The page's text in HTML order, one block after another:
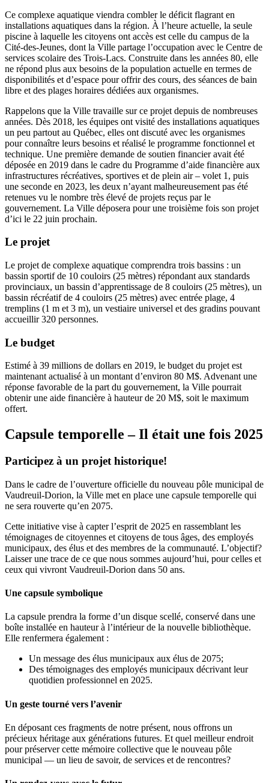
Ce complexe aquatique viendra combler le déficit flagrant en
installations aquatiques dans la région. À l’heure actuelle, la seule
piscine à laquelle les citoyens ont accès est celle du campus de la
Cité-des-Jeunes, dont la Ville partage l’occupation avec le Centre de
services scolaire des Trois-Lacs. Construite dans les années 80, elle
ne répond plus aux besoins de la population actuelle en termes de
disponibilités et d’espace pour offrir des cours, des séances de bain
libre et des plages horaires dédiées aux organismes.
Rappelons que la Ville travaille sur ce projet depuis de nombreuses
années. Dès 2018, les équipes ont visité des installations aquatiques
un peu partout au Québec, elles ont discuté avec les organismes
pour connaître leurs besoins et réalisé le programme fonctionnel et
technique. Une première demande de soutien financier avait été
déposée en 2019 dans le cadre du Programme d’aide financière aux
infrastructures récréatives, sportives et de plein air – volet 1, puis
une seconde en 2023, les deux n’ayant malheureusement pas été
retenues vu le nombre très élevé de projets reçus par le
gouvernement. La Ville déposera pour une troisième fois son projet
d’ici le 22 juin prochain.
Le projet
Le projet de complexe aquatique comprendra trois bassins : un
bassin sportif de 10 couloirs (25 mètres) répondant aux standards
provinciaux, un bassin d’apprentissage de 8 couloirs (25 mètres), un
bassin récréatif de 4 couloirs (25 mètres) avec entrée plage, 4
tremplins (1 m et 3 m), un vestiaire universel et des gradins pouvant
accueillir 320 personnes.
Le budget
Estimé à 39 millions de dollars en 2019, le budget du projet est
maintenant actualisé à un montant d’environ 80 M$. Advenant une
réponse favorable de la part du gouvernement, la Ville pourrait
obtenir une aide financière à hauteur de 20 M$, soit le maximum
offert.
Capsule temporelle – Il était une fois 2025
Participez à un projet historique!
Dans le cadre de l’ouverture officielle du nouveau pôle municipal de
Vaudreuil-Dorion, la Ville met en place une capsule temporelle qui
ne sera rouverte qu’en 2075.
Cette initiative vise à capter l’esprit de 2025 en rassemblant les
témoignages de citoyennes et citoyens de tous âges, des employés
municipaux, des élus et des membres de la communauté. L’objectif?
Laisser une trace de ce que nous sommes aujourd’hui, pour celles et
ceux qui vivront Vaudreuil-Dorion dans 50 ans.
Une capsule symbolique
La capsule prendra la forme d’un disque scellé, conservé dans une
boîte installée en hauteur à l’intérieur de la nouvelle bibliothèque.
Elle renfermera également :
Un message des élus municipaux aux élus de 2075;
Des témoignages des employés municipaux décrivant leur
quotidien professionnel en 2025.
Un geste tourné vers l’avenir
En déposant ces fragments de notre présent, nous offrons un
précieux héritage aux générations futures. Et quel meilleur endroit
pour préserver cette mémoire collective que le nouveau pôle
municipal — un lieu de savoir, de services et de rencontres?